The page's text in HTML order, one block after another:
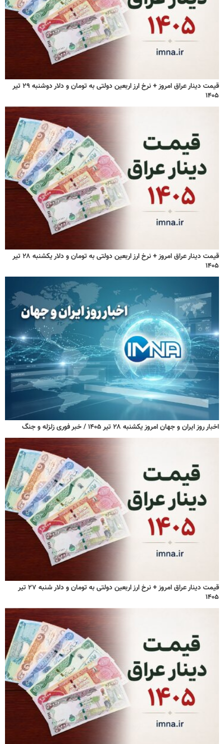
قیمت دینار عراق امروز + نرخ ارز اربعین دولتی به تومان و دلار دوشنبه ۲۹ تیر
۱۴۰۵
قیمت دینار عراق امروز + نرخ ارز اربعین دولتی به تومان و دلار یکشنبه ۲۸ تیر
۱۴۰۵
اخبار روز ایران و جهان امروز یکشنبه ۲۸ تیر ۱۴۰۵ / خبر فوری زلزله و جنگ
قیمت دینار عراق امروز + نرخ ارز اربعین دولتی به تومان و دلار شنبه ۲۷ تیر
۱۴۰۵